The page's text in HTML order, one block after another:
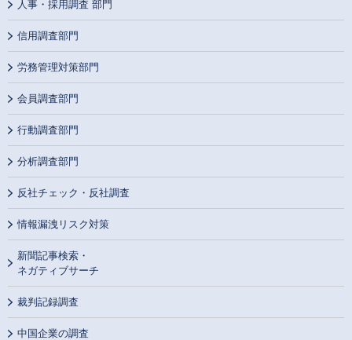
人事・採用調査 部門
信用調査部門
労務管理対策部門
会員調査部門
行動調査部門
分析調査部門
反社チェック・反社調査
情報漏洩リスク対策
新聞記事検索・
ネガティブサーチ
裁判記録調査
中国企業の調査